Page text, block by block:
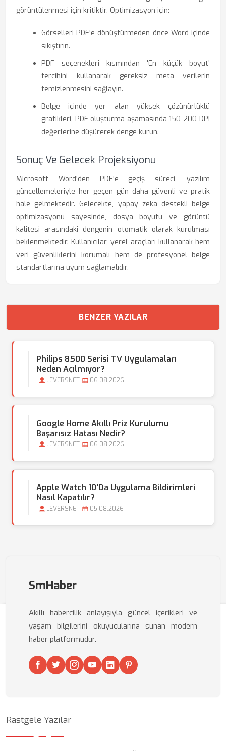
görüntülenmesi için kritiktir. Optimizasyon için:
Görselleri PDF'e dönüştürmeden önce Word içinde
sıkıştırın.
PDF seçenekleri kısmından 'En küçük boyut'
tercihini kullanarak gereksiz meta verilerin
temizlenmesini sağlayın.
Belge içinde yer alan yüksek çözünürlüklü
grafikleri, PDF oluşturma aşamasında 150-200 DPI
değerlerine düşürerek denge kurun.
Sonuç Ve Gelecek Projeksiyonu
Microsoft Word'den PDF'e geçiş süreci, yazılım
güncellemeleriyle her geçen gün daha güvenli ve pratik
hale gelmektedir. Gelecekte, yapay zeka destekli belge
optimizasyonu sayesinde, dosya boyutu ve görüntü
kalitesi arasındaki dengenin otomatik olarak kurulması
beklenmektedir. Kullanıcılar, yerel araçları kullanarak hem
veri güvenliklerini korumalı hem de profesyonel belge
standartlarına uyum sağlamalıdır.
BENZER YAZILAR
Philips 8500 Serisi TV Uygulamaları
Neden Açılmıyor?
LEVERSNET 06.08.2026
Google Home Akıllı Priz Kurulumu
Başarısız Hatası Nedir?
LEVERSNET 06.08.2026
Apple Watch 10'da Uygulama Bildirimleri
Nasıl Kapatılır?
LEVERSNET 05.08.2026
SmHaber
Akıllı habercilik anlayışıyla güncel içerikleri ve
yaşam bilgilerini okuyucularına sunan modern
haber platformudur.
Rastgele Yazılar